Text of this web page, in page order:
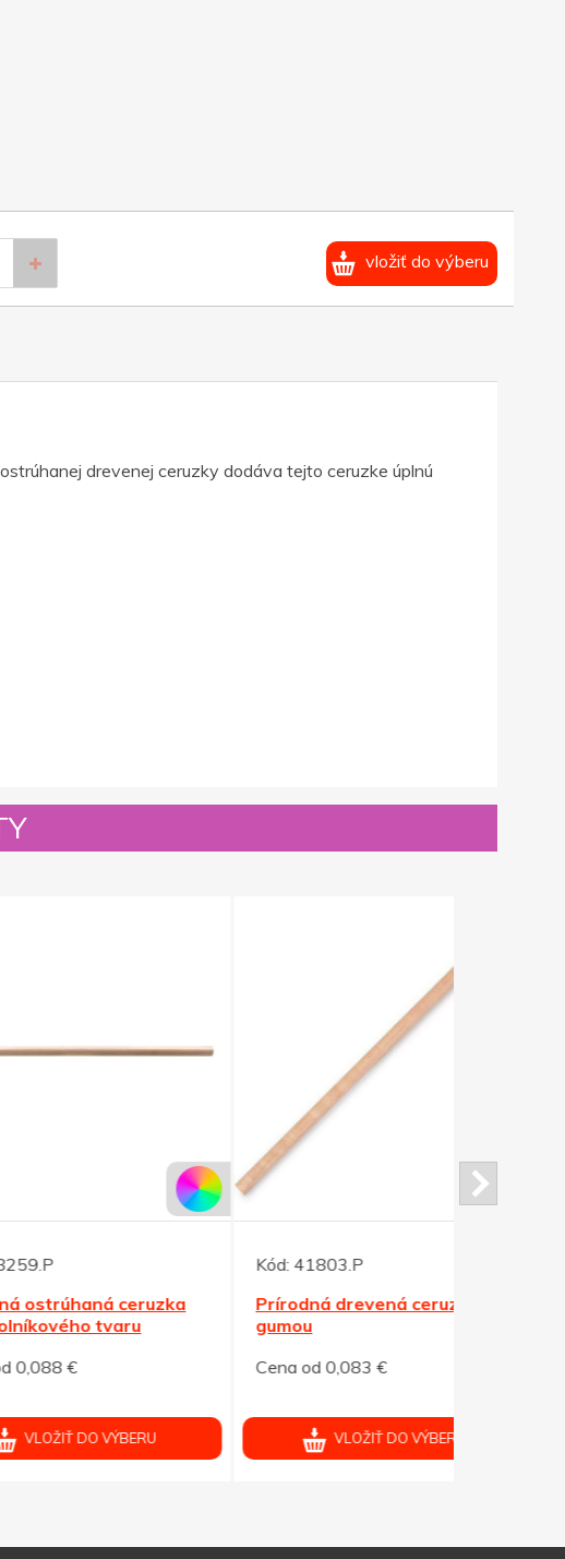
vložiť do výberu
drevenej ceruzky dodáva tejto ceruzke úplnú
ceruzka
tvaru
VÝBERU
41803.P
Prírodná drevená ceruzka s
Cena od 0,083 €
VLOŽIŤ DO VÝBERU